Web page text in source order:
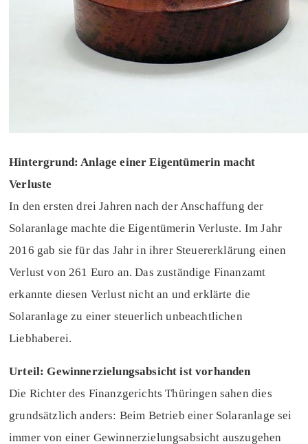
Hintergrund: Anlage einer Eigentümerin macht
Verluste
In den ersten drei Jahren nach der Anschaffung der
Solaranlage machte die Eigentümerin Verluste. Im Jahr
2016 gab sie für das Jahr in ihrer Steuererklärung einen
Verlust von 261 Euro an. Das zuständige Finanzamt
erkannte diesen Verlust nicht an und erklärte die
Solaranlage zu einer steuerlich unbeachtlichen
Liebhaberei.
Urteil: Gewinnerzielungsabsicht ist vorhanden
Die Richter des Finanzgerichts Thüringen sahen dies
grundsätzlich anders: Beim Betrieb einer Solaranlage sei
immer von einer Gewinnerzielungsabsicht auszugehen